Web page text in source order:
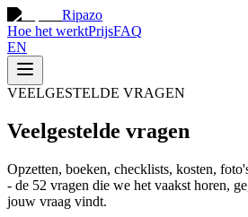
Ripazo
Hoe het werktPrijsFAQ
EN
VEELGESTELDE VRAGEN
Veelgestelde vragen
Opzetten, boeken, checklists, kosten,
- de 52 vragen die we het vaakst horen,
jouw vraag vindt.